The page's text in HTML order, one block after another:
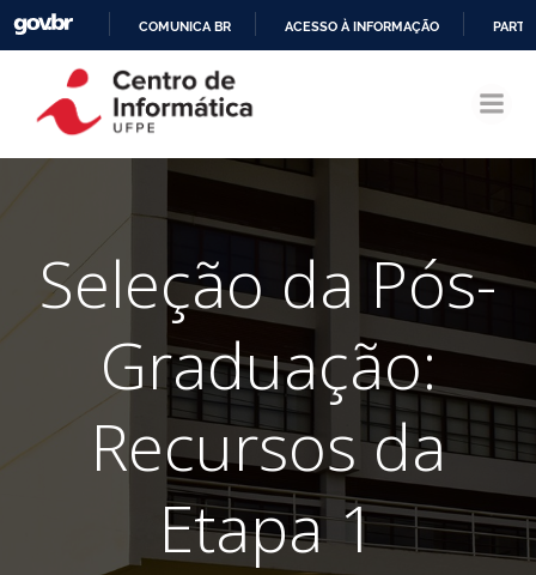
CONTEÚDO
COMUNICA BR ACESSO À INFORMAÇÃO
Seleção da Pós-
Graduação:
Recursos da
Etapa 1